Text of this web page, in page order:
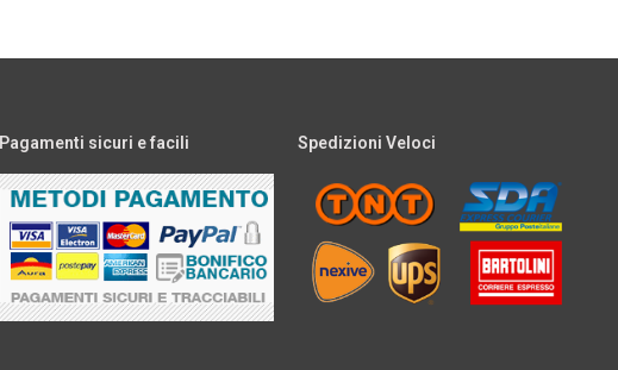
Pagamenti sicuri e facili Spedizioni Veloci